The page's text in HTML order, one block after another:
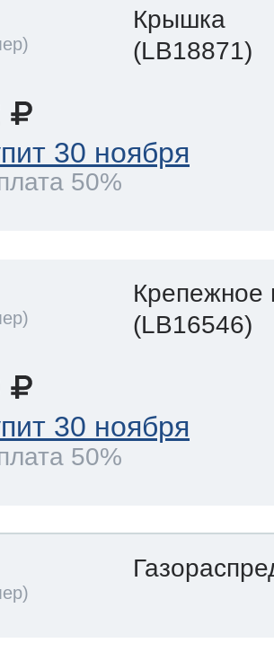
Крышка
(LB18871)
30 ноября
50%
Крепежное
(LB16546)
30 ноября
50%